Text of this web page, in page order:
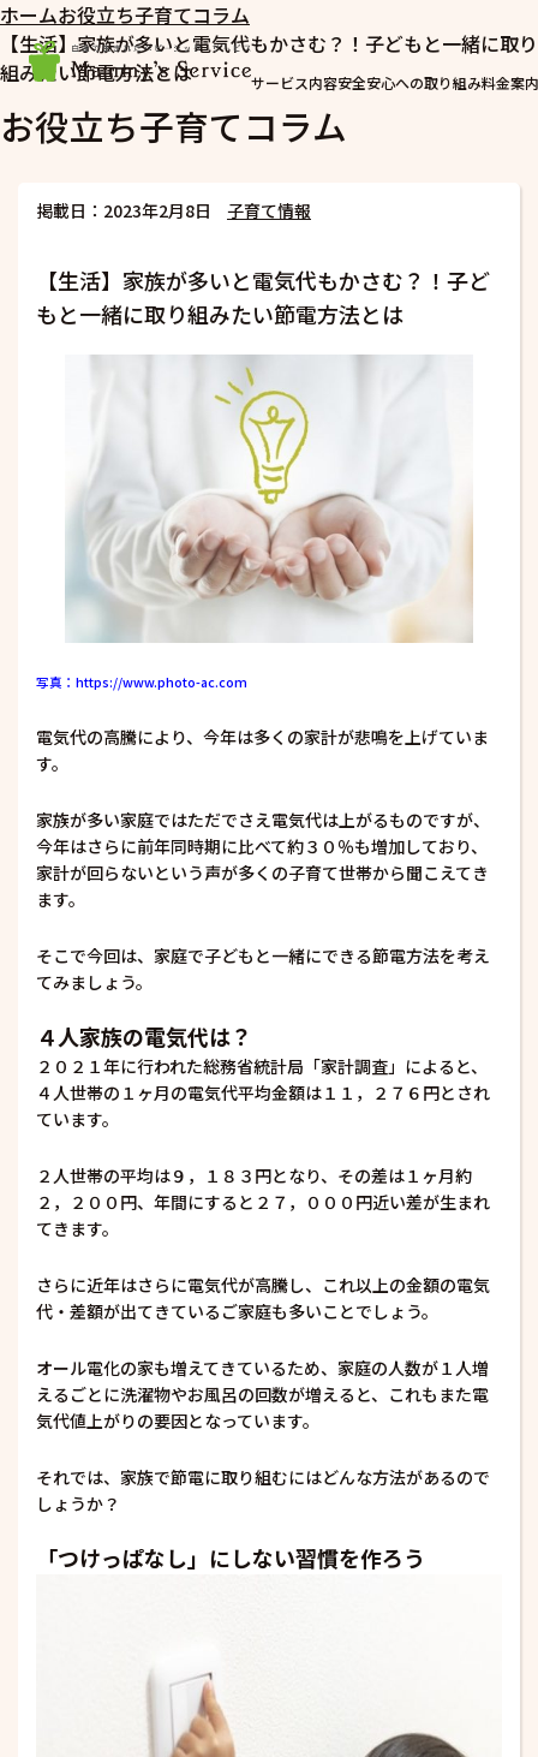
サービス内容安全安心への取り組み料金案内
ホームお役立ち子育てコラム
【生活】家族が多いと電気代もかさむ？！子どもと一緒に取り
組みたい節電方法とは
お役立ち子育てコラム
掲載日：2023年2月8日 子育て情報
【生活】家族が多いと電気代もかさむ？！子ど
もと一緒に取り組みたい節電方法とは
写真：https://www.photo-ac.com
電気代の高騰により、今年は多くの家計が悲鳴を上げていま
す。
家族が多い家庭ではただでさえ電気代は上がるものですが、
今年はさらに前年同時期に比べて約３０％も増加しており、
家計が回らないという声が多くの子育て世帯から聞こえてき
ます。
そこで今回は、家庭で子どもと一緒にできる節電方法を考え
てみましょう。
４人家族の電気代は？
２０２１年に行われた総務省統計局「家計調査」によると、
４人世帯の１ヶ月の電気代平均金額は１１，２７６円とされ
ています。
２人世帯の平均は９，１８３円となり、その差は１ヶ月約
２，２００円、年間にすると２７，０００円近い差が生まれ
てきます。
さらに近年はさらに電気代が高騰し、これ以上の金額の電気
代・差額が出てきているご家庭も多いことでしょう。
オール電化の家も増えてきているため、家庭の人数が１人増
えるごとに洗濯物やお風呂の回数が増えると、これもまた電
気代値上がりの要因となっています。
それでは、家族で節電に取り組むにはどんな方法があるので
しょうか？
「つけっぱなし」にしない習慣を作ろう